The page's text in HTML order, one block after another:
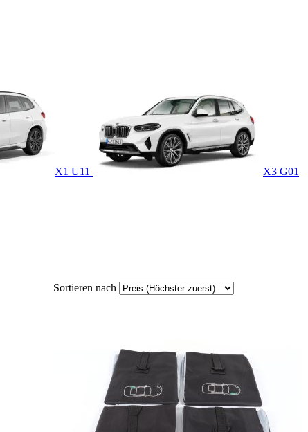
X1 U11 X3 G01
Sortieren nach